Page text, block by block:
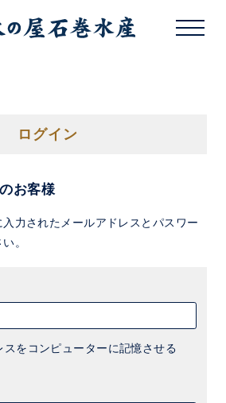
ログイン
お客様
力されたメールアドレスとパスワー
。
をコンピューターに記憶させる